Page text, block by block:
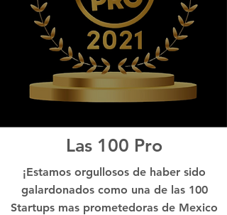
Las 100 Pro
¡Estamos orgullosos de haber sido
galardonados como una de las 100
Startups mas prometedoras de Mexico